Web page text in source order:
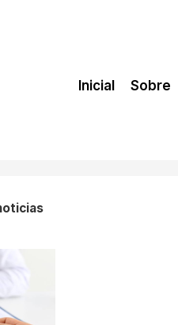
Inicial Sobre